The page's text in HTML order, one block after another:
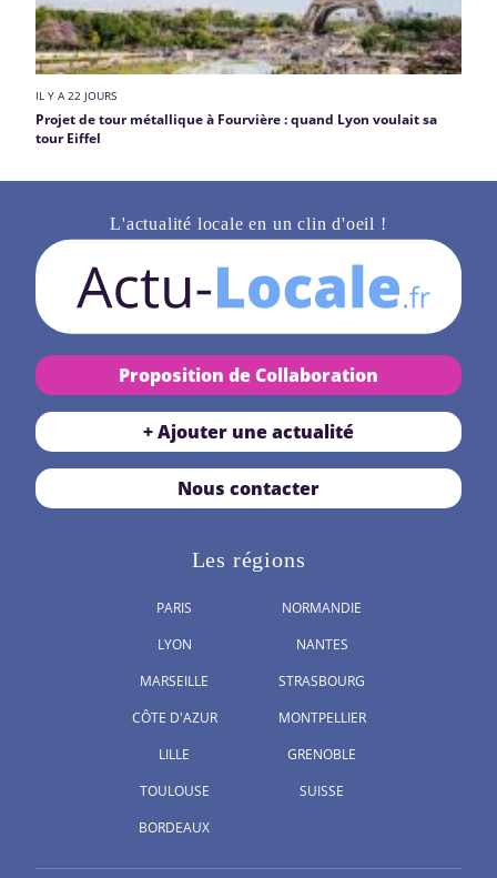
IL Y A 22 JOURS
Projet de tour métallique à Fourvière : quand Lyon voulait sa
tour Eiffel
L'actualité locale en un clin d'oeil !
Proposition de Collaboration
+ Ajouter une actualité
Nous contacter
Les régions
PARIS
LYON
MARSEILLE
CÔTE D'AZUR
LILLE
TOULOUSE
BORDEAUX
NORMANDIE
NANTES
STRASBOURG
MONTPELLIER
GRENOBLE
SUISSE